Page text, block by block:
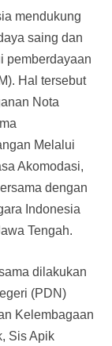
mendukung
saing dan
pemberdayaan
Hal tersebut
Nota
Melalui
Akomodasi,
dengan
Indonesia
Tengah.
dilakukan
(PDN)
Kelembagaan
Sis Apik